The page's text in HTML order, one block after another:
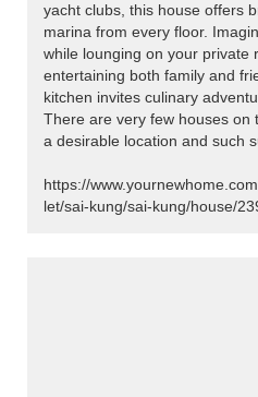
yacht clubs, this house offers
marina from every floor.
while lounging on your private
entertaining both family and
kitchen invites culinary
There are very few houses on
a desirable location and such
https://
let/sai-kung/sai-kung/house/